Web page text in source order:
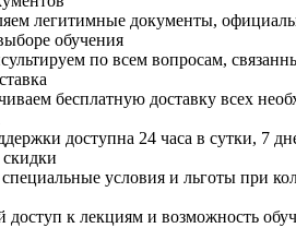
легитимные документы,
обучения
по всем вопросам,
бесплатную доставку всех
доступна 24 часа в сутки, 7
условия и льготы при
доступ к лекциям и возможность